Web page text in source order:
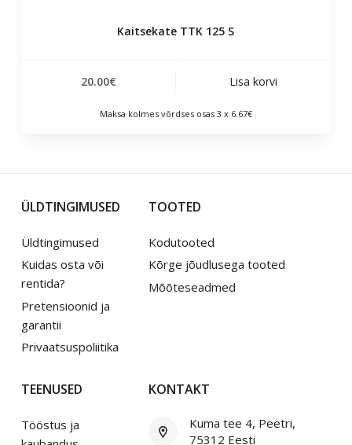
Kaitsekate TTK 125 S
20.00€ Lisa korvi
Maksa kolmes võrdses osas 3 x 6.67€
ÜLDTINGIMUSED
Üldtingimused
Kuidas osta või
rentida?
Pretensioonid ja
garantii
Privaatsuspoliitika
TOOTED
Kodutooted
Kõrge jõudlusega tooted
Mõõteseadmed
TEENUSED
Tööstus ja
KONTAKT
Kuma tee 4, Peetri,
75312 Eesti